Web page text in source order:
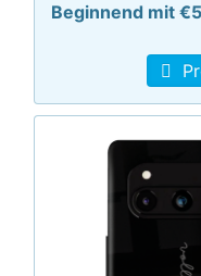
Beginnend mit